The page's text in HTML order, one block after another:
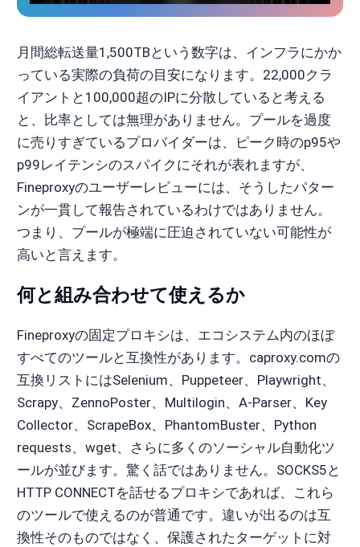
月間総転送量1,500TBという数字は、インフラにかか
っている実際の負荷の目安になります。22,000クラ
イアントと100,000超のIPに分散していると考える
と、比率としては無理がありません。プールを過度
に売りすぎているプロバイダーは、ピーク時のp95や
p99レイテンシのスパイクにそれが表れますが、
Fineproxyのユーザーレビューには、そうしたパター
ンが一貫して報告されているわけではありません。
つまり、プールが極端に圧迫されていない可能性が
高いと言えます。
何と組み合わせて使えるか
Fineproxyの固定プロキシは、エコシステム内のほぼ
すべてのツールと互換性があります。caproxy.comの
互換リストにはSelenium、Puppeteer、Playwright、
Scrapy、ZennoPoster、Multilogin、A-Parser、Key
Collector、ScrapeBox、PhantomBuster、Python
requests、wget、さらに多くのソーシャル自動化ツ
ールが並びます。驚く話ではありません。SOCKS5と
HTTP CONNECTを話せるプロキシであれば、これら
のツールで使えるのが普通です。違いが出るのは互
換性そのものではなく、保護されたターゲットに対